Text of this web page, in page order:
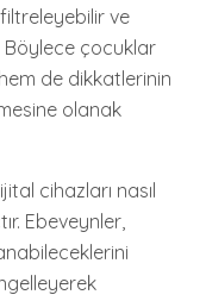
ve
Böylece çocuklar
de dikkatlerinin
olanak
cihazları nasıl
Ebeveynler,